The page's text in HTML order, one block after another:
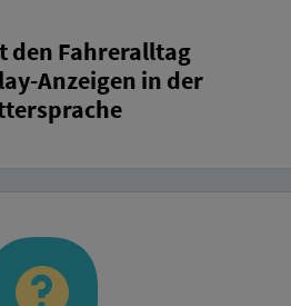
den Fahreralltag
Anzeigen in der